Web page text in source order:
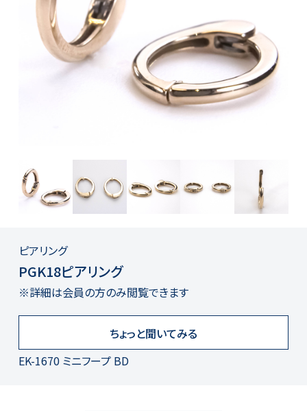
ピアリング
PGK18ピアリング
※詳細は会員の方のみ閲覧できます
ちょっと聞いてみる
EK-1670 ミニフープ BD